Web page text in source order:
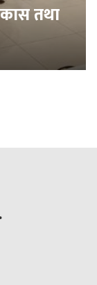
तथा